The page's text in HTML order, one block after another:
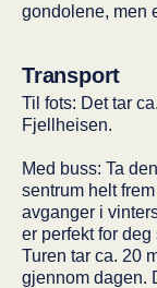
gon­do­lene, men
Transport
Til fots: Det tar
Fjellheisen.
Med buss: Ta
sentrum helt
avganger i
er perfekt for
Turen tar ca. 20
gjennom dagen.